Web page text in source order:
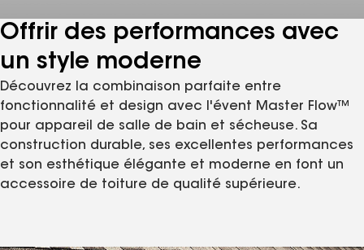
Offrir des performances avec
un style moderne
Découvrez la combinaison parfaite entre
fonctionnalité et design avec l'évent Master Flow™
pour appareil de salle de bain et sécheuse. Sa
construction durable, ses excellentes performances
et son esthétique élégante et moderne en font un
accessoire de toiture de qualité supérieure.